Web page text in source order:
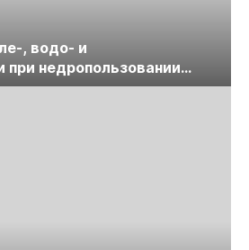
, водо- и
при недропользовании
«ПравоТЭК»